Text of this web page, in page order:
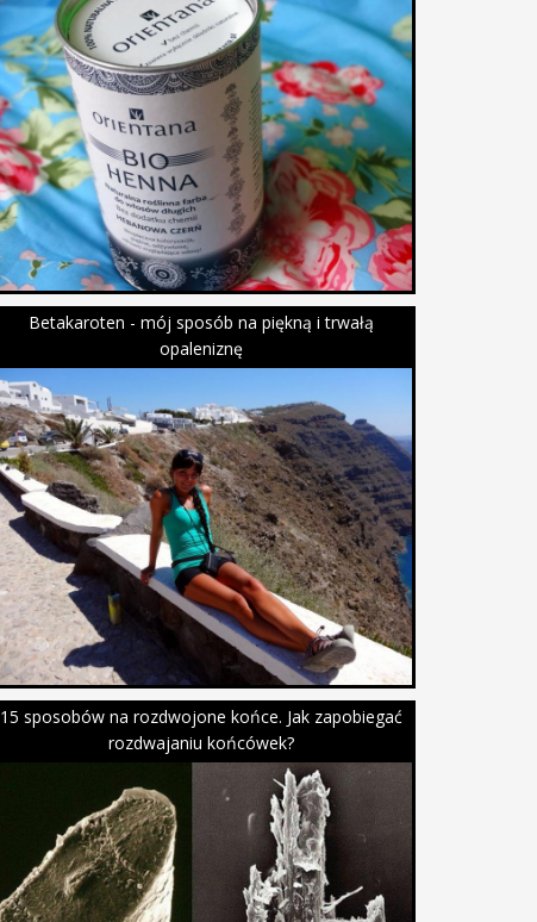
Betakaroten - mój sposób na piękną i trwałą
opaleniznę
15 sposobów na rozdwojone końce. Jak zapobiegać
rozdwajaniu końcówek?